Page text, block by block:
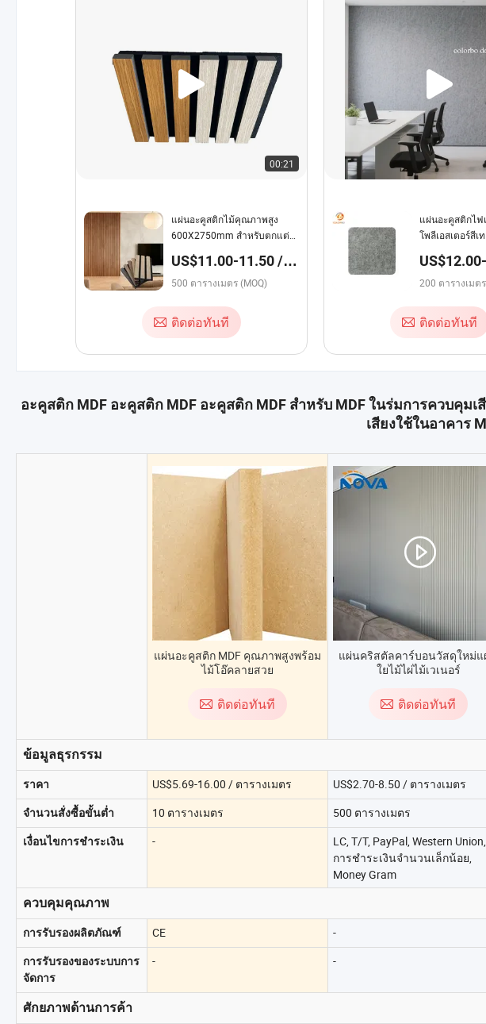
00:21
แผ่นอะคูสติกไม้คุณภาพสูง
600X2750mm สำหรับตกแต่ง
US$11.00-11.50 /
ตารางเมตร
500 ตารางเมตร (MOQ)
ติดต่อทันที
แผ่นอะคูสติกไฟ
โพลีเอสเตอร์สี
กันเสียง
ตารางเม
200 ตารางเมต
ติดต่อทันที
อะคูสติก MDF อะคูสติก MDF อะคูสติก MDF สำหรับ MDF ในร่มการควบคุม
เสียงใช้ในอาคาร
แผ่นอะคูสติก MDF คุณภาพสูงพร้อม
ไม้โอ๊คลายสวย
ติดต่อทันที
แผ่นคริสตัลคาร์บอนวัสดุใหม่
ใยไม้ไผ่ไม้เวเนอร์
ติดต่อทันที
ข้อมูลธุรกรรม
ราคา US$5.69-16.00 / ตารางเมตร US$2.70-8.50 / ตารางเมตร
จำนวนสั่งซื้อขั้นต่ำ 10 ตารางเมตร 500 ตารางเมตร
เงื่อนไขการชำระเงิน -
LC, T/T, PayPal, Western Union,
การชำระเงินจำนวนเล็กน้อย,
Money Gram
ควบคุมคุณภาพ
การรับรองผลิตภัณฑ์ CE -
การรับรองของระบบการ
จัดการ
- -
ศักยภาพด้านการค้า